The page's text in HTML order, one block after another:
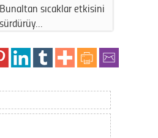
Eskişehir'in göbeğinde
yürek sızlat…